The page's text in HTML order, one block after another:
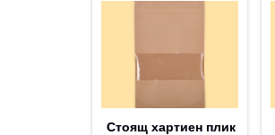
Стоящ хартиен плик